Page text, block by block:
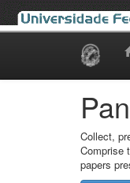
Collect,
Comprise
papers